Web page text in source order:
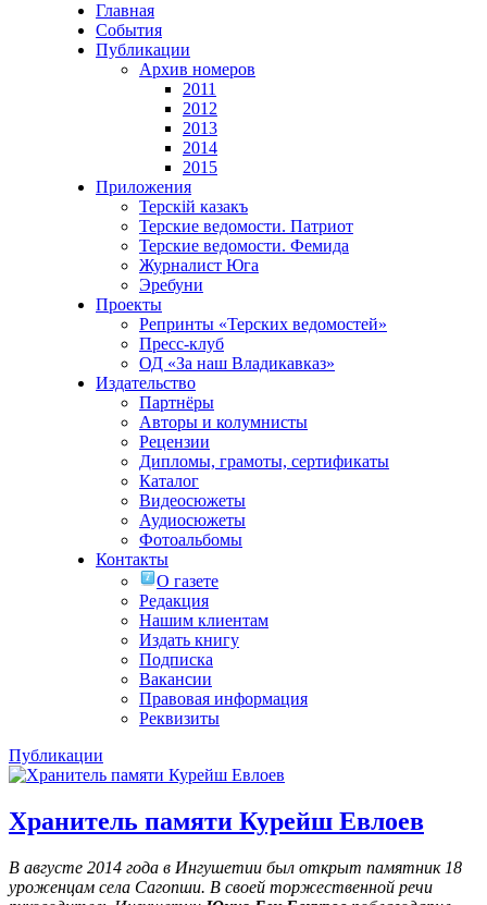
Главная
События
Публикации
Архив номеров
2011
2012
2013
2014
2015
Приложения
Терскiй казакъ
Терские ведомости. Патриот
Терские ведомости. Фемида
Журналист Юга
Эребуни
Проекты
Репринты «Терских ведомостей»
Пресс-клуб
ОД «За наш Владикавказ»
Издательство
Партнёры
Авторы и колумнисты
Рецензии
Дипломы, грамоты, сертификаты
Каталог
Видеосюжеты
Аудиосюжеты
Фотоальбомы
Контакты
О газете
Редакция
Нашим клиентам
Издать книгу
Подписка
Вакансии
Правовая информация
Реквизиты
Публикации
Хранитель памяти Курейш Евлоев
В августе 2014 года в Ингушетии был открыт памятник 18
уроженцам села Сагопши. В своей торжественной речи